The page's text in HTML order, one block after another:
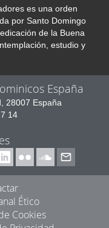
es una orden
por Santo Domingo
de la Buena
estudio y
España
28007 España
14
Ético
Cookies